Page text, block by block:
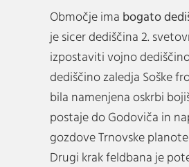
Območje ima bogato
je sicer dediščina 2.
izpostaviti vojno
dediščino zaledja Soške
bila namenjena oskrbi
postaje do Godoviča in
gozdove Trnovske
Drugi krak feldbana je